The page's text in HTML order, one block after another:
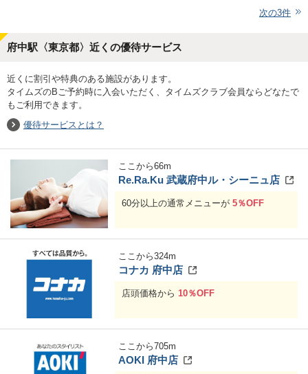
次の3件
府中駅〈東京都〉近くの優待サービス
近くに割引や特典のある施設があります。
タイムズのBご予約時に入会いただく、タイムズクラブ会員ならどなたで
もご利用できます。
優待サービスとは？
ここから66m
Re.Ra.Ku 武蔵府中ル・シーニュ店
60分以上の通常メニューが 5％OFF
ここから324m
コナカ 府中店
店頭価格から 10％OFF
ここから705m
AOKI 府中店